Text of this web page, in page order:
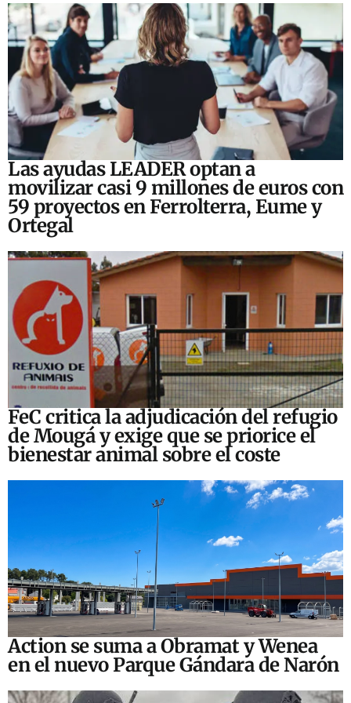
Las ayudas LEADER optan a
movilizar casi 9 millones de euros con
59 proyectos en Ferrolterra, Eume y
Ortegal
FeC critica la adjudicación del refugio
de Mougá y exige que se priorice el
bienestar animal sobre el coste
Action se suma a Obramat y Wenea
en el nuevo Parque Gándara de Narón